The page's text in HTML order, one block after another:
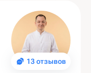
13 отзывов